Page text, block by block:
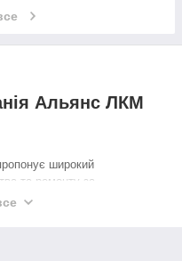
Альянс ЛКМ
широкий
та ремонту за
ви знайдете
імпортуємо продукцію